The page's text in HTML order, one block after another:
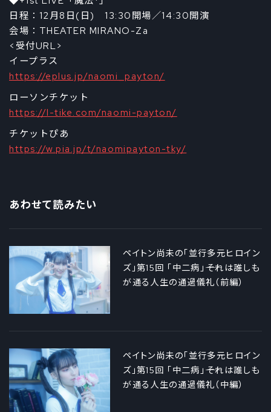
日程：12月8日(日) 13:30開場／14:30開演
会場：THEATER MIRANO-Za
<受付URL>
イープラス
https://eplus.jp/naomi_payton/
ローソンチケット
https://l-tike.com/naomi-payton/
チケットぴあ
https://w.pia.jp/t/naomipayton-tky/
あわせて読みたい
ペイトン尚未の「並行多元ヒロイン
ズ」第15回 「中二病」――それは誰しも
が通る人生の通過儀礼（前編）
ペイトン尚未の「並行多元ヒロイン
ズ」第15回 「中二病」――それは誰しも
が通る人生の通過儀礼（中編）